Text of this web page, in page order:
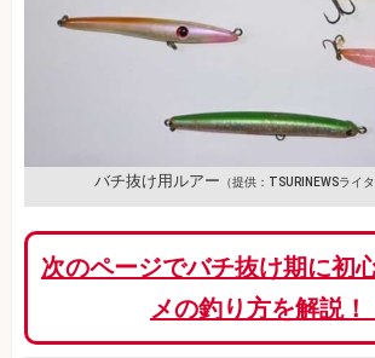
バチ抜け用ルアー （提供：TSURINEWSライ
次のページでバチ抜け期に初
メの釣り方を解説！